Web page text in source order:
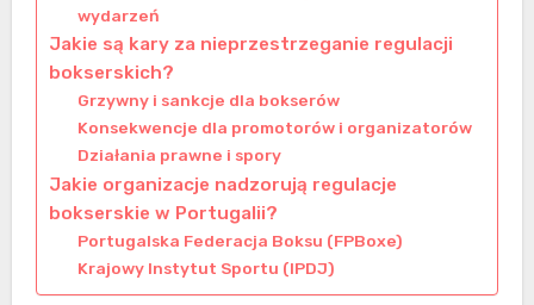
wydarzeń
Jakie są kary za nieprzestrzeganie regulacji
bokserskich?
Grzywny i sankcje dla bokserów
Konsekwencje dla promotorów i organizatorów
Działania prawne i spory
Jakie organizacje nadzorują regulacje
bokserskie w Portugalii?
Portugalska Federacja Boksu (FPBoxe)
Krajowy Instytut Sportu (IPDJ)